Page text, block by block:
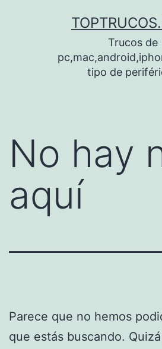
Trucos de
tipo de
No hay
aquí
Parece que no hemos
que estás buscando.